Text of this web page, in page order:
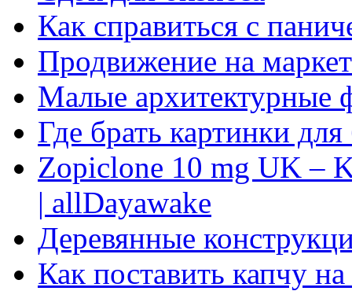
Как справиться с
Продвижение на
Малые архитектурные
Где брать картинки
Zopiclone 10 mg UK –
| allDayawake
Деревянные
Как поставить капчу